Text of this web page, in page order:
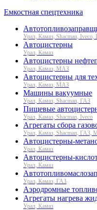
Емкостная спецтехника
Урал, Камаз, Shacman,
Автоцистерны
Урал, Камаз
Автоцистерны
Урал, Камаз, МАЗ
Автоцистерны для
Урал, Камаз, МАЗ
Машины вакуумные
Урал, Камаз, Shacman, ГАЗ
Пищевые
Урал, Камаз, Shacman, Iveco
Агрегаты сбора
Урал, Камаз, Shacman, ГАЗ,
Автоцистерны-
Урал, Камаз
Автоцистерны-
Урал, Камаз
Урал, Камаз, ГАЗ
Аэродромные
Агрегаты нагрева
Урал, Камаз